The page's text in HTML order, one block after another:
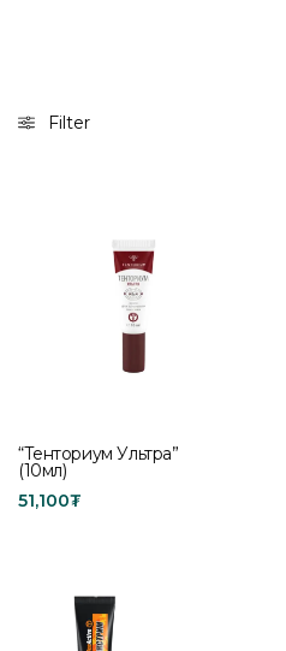
Filter
“Тенториум Ультра”
(10мл)
51,100₮